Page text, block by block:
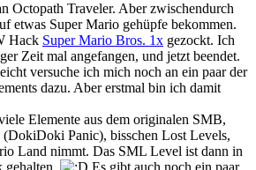
Octopath Traveler. Aber zwischendurch
etwas Super Mario gehüpfe bekommen.
Hack Super Mario Bros. 1x gezockt. Ich
Zeit mal angefangen, und jetzt beendet.
versuche ich mich noch an ein paar der
dazu. Aber erstmal bin ich damit
Elemente aus dem originalen SMB,
Panic), bisschen Lost Levels,
Land nimmt. Das SML Level ist dann in